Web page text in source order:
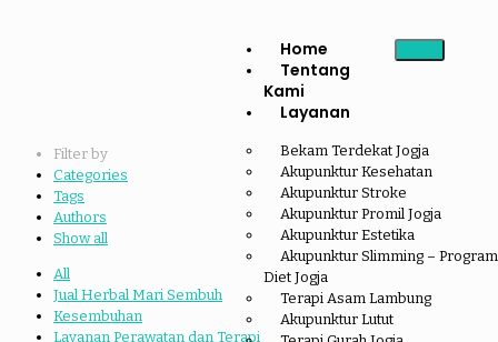
Home
Tentang
Kami
Layanan
Bekam Terdekat Jogja
Akupunktur Kesehatan
Akupunktur Stroke
Akupunktur Promil Jogja
Akupunktur Estetika
Akupunktur Slimming – Program
Diet Jogja
Terapi Asam Lambung
Akupunktur Lutut
Filter by
Categories
Tags
Authors
Show all
All
Jual Herbal Mari Sembuh
Kesembuhan
Layanan Perawatan dan Terapi